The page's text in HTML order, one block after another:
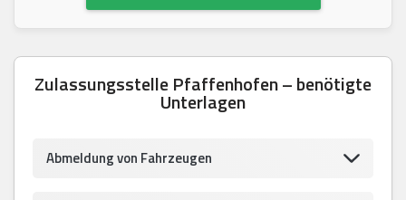
Zulassungsstelle Pfaffenhofen – benötigte
Unterlagen
Abmeldung von Fahrzeugen